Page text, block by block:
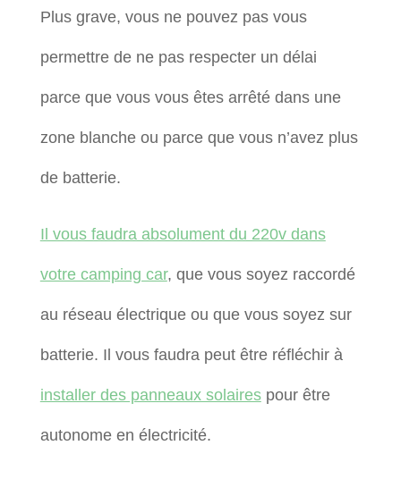
Plus grave, vous ne pouvez pas vous
permettre de ne pas respecter un délai
parce que vous vous êtes arrêté dans une
zone blanche ou parce que vous n’avez plus
de batterie.
Il vous faudra absolument du 220v dans
votre camping car, que vous soyez raccordé
au réseau électrique ou que vous soyez sur
batterie. Il vous faudra peut être réfléchir à
installer des panneaux solairespour être
autonome en électricité.